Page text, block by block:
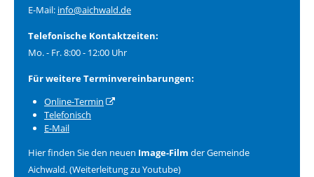
E-Mail: info@aichwald.de
Telefonische Kontaktzeiten:
Mo. - Fr. 8:00 - 12:00 Uhr
Für weitere Terminvereinbarungen:
Online-Termin
Telefonisch
E-Mail
Hier finden Sie den neuen Image-Film der Gemeinde
Aichwald. (Weiterleitung zu Youtube)